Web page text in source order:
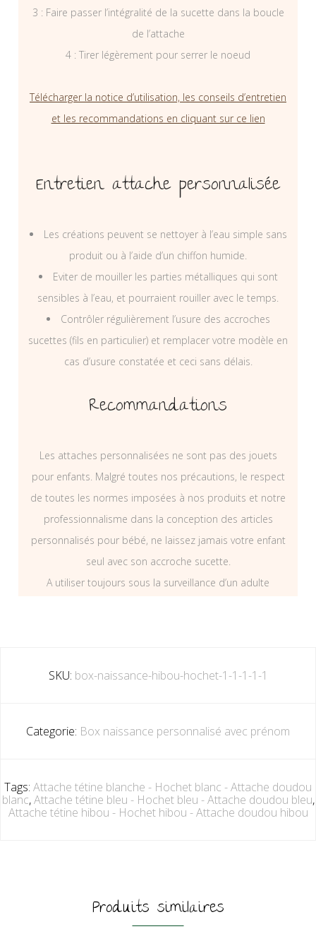
3 : Faire passer l’intégralité de la sucette dans la boucle
de l’attache
4 : Tirer légèrement pour serrer le noeud
Télécharger la notice d’utilisation, les conseils d’entretien
et les recommandations en cliquant sur ce lien
Entretien attache personnalisée
Les créations peuvent se nettoyer à l’eau simple sans
produit ou à l’aide d’un chiffon humide.
Eviter de mouiller les parties métalliques qui sont
sensibles à l’eau, et pourraient rouiller avec le temps.
Contrôler régulièrement l’usure des accroches
sucettes (fils en particulier) et remplacer votre modèle en
cas d’usure constatée et ceci sans délais.
Recommandations
Les attaches personnalisées ne sont pas des jouets
pour enfants. Malgré toutes nos précautions, le respect
de toutes les normes imposées à nos produits et notre
professionnalisme dans la conception des articles
personnalisés pour bébé, ne laissez jamais votre enfant
seul avec son accroche sucette.
A utiliser toujours sous la surveillance d’un adulte
SKU: box-naissance-hibou-hochet-1-1-1-1-1
Categorie: Box naissance personnalisé avec prénom
Tags: Attache tétine blanche - Hochet blanc - Attache doudou
blanc,Attache tétine bleu - Hochet bleu - Attache doudou bleu,
Attache tétine hibou - Hochet hibou - Attache doudou hibou
Produits similaires